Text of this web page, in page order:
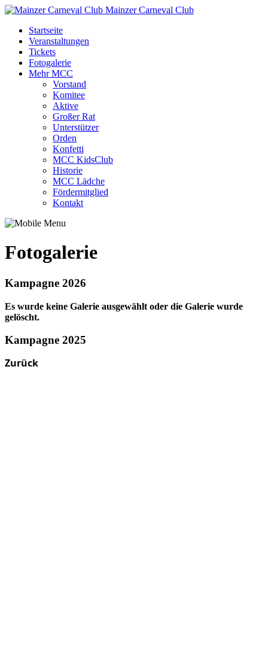
Mainzer Carneval Club
Startseite
Veranstaltungen
Tickets
Fotogalerie
Mehr MCC
Vorstand
Komitee
Aktive
Großer Rat
Unterstützer
Orden
Konfetti
MCC KidsClub
Historie
MCC Lädche
Fördermitglied
Kontakt
Fotogalerie
Kampagne 2026
Es wurde keine Galerie ausgewählt oder die Galerie wurde
gelöscht.
Kampagne 2025
Zurück